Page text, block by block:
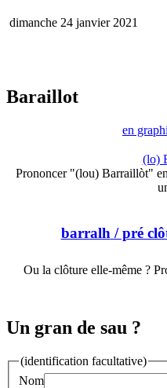
dimanche 24 janvier 2021
Baraillot
en
(lo)
Prononcer "(lou) Barraillòt"
barralh / pré
Ou la clôture elle-même ?
Un gran de sau ?
(identification facultative)
Nom